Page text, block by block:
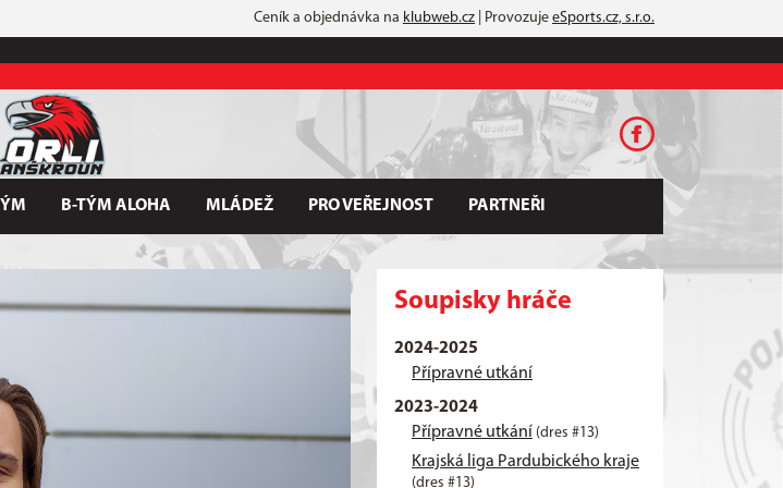
Ceník a objednávka na klubweb.cz | Provozuje eSports.cz, s.r.o.
B-TÝM ALOHA MLÁDEŽ PRO VEŘEJNOST PARTNEŘI
Soupisky hráče
2024-2025
Přípravné utkání
2023-2024
Přípravné utkání (dres #13)
Krajská liga Pardubického kraje
(dres #13)